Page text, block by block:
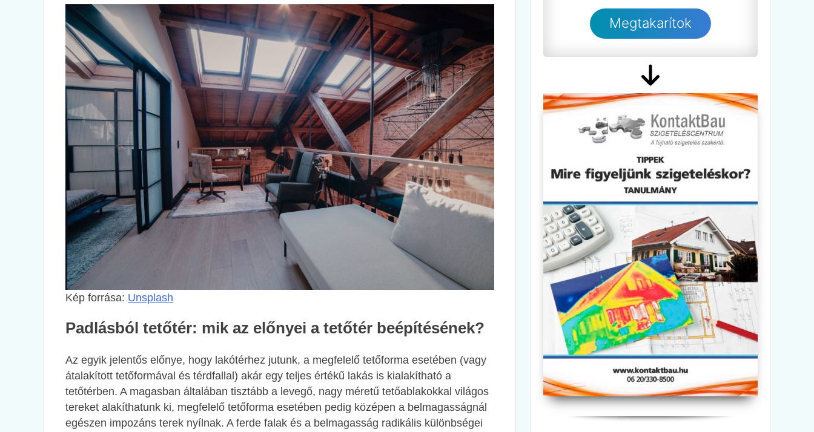
Kép forrása: Unsplash
Padlásból tetőtér: mik az előnyei a tetőtér beépítésének?
Az egyik jelentős előnye, hogy lakótérhez jutunk, a megfelelő tetőforma esetében (vagy
átalakított tetőformával és térdfallal) akár egy teljes értékű lakás is kialakítható a
tetőtérben. A magasban általában tisztább a levegő, nagy méretű tetőablakokkal világos
tereket alakíthatunk ki, megfelelő tetőforma esetében pedig középen a belmagasságnál
egészen impozáns terek nyílnak. A ferde falak és a belmagasság radikális különbségei